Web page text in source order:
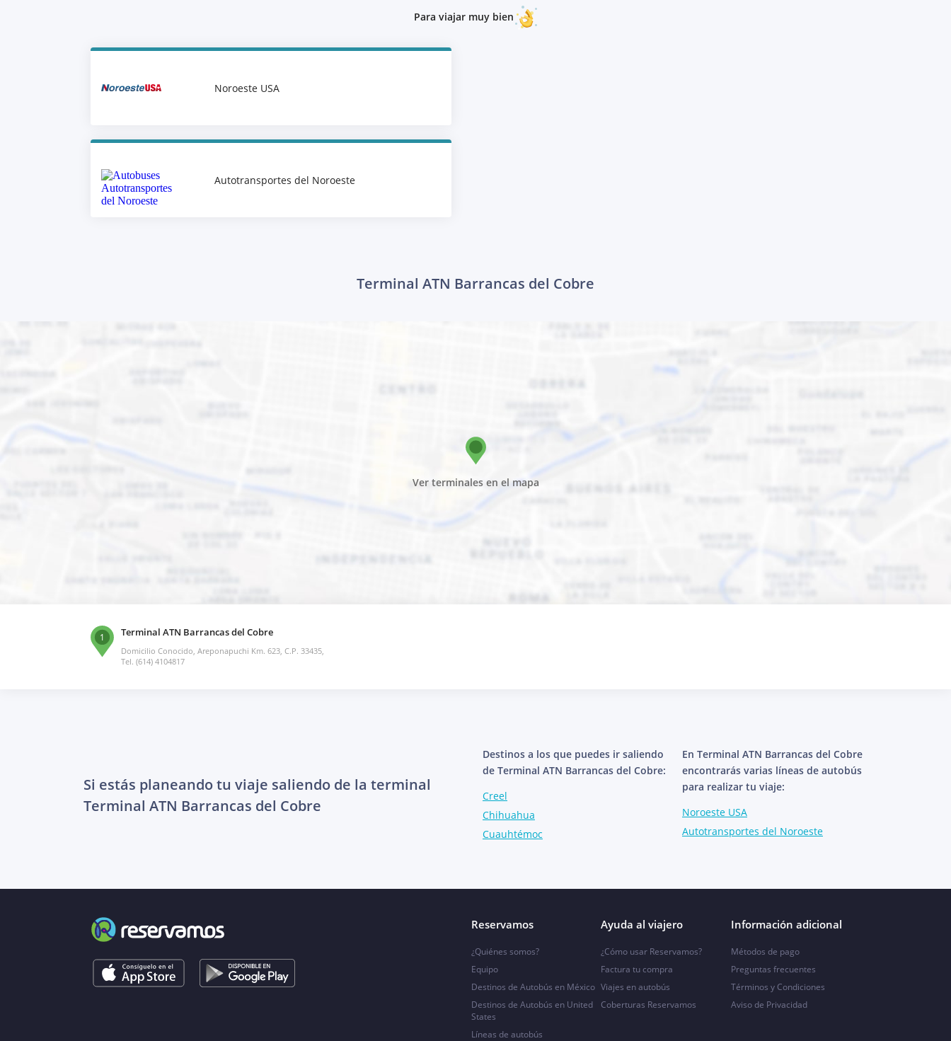
Para viajar muy bien
Noroeste USA
Autotransportes del Noroeste
Terminal ATN Barrancas del Cobre
Ver terminales en el mapa
1 Terminal ATN Barrancas del Cobre
Domicilio Conocido, Areponapuchi Km. 623, C.P. 33435,
Tel. (614) 4104817
Si estás planeando tu viaje saliendo de la terminal
Terminal ATN Barrancas del Cobre
Destinos a los que puedes ir saliendo
de Terminal ATN Barrancas del Cobre:
Creel
Chihuahua
Cuauhtémoc
En Terminal ATN Barrancas del Cobre
encontrarás varias líneas de autobús
para realizar tu viaje:
Noroeste USA
Autotransportes del Noroeste
Reservamos
¿Quiénes somos?
Equipo
Destinos de Autobús en México
Destinos de Autobús en United
States
Líneas de autobús
Ayuda al viajero
¿Cómo usar Reservamos?
Factura tu compra
Viajes en autobús
Coberturas Reservamos
Información adicional
Métodos de pago
Preguntas frecuentes
Términos y Condiciones
Aviso de Privacidad